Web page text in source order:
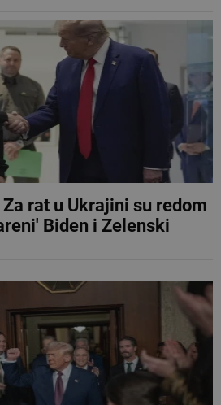
Za rat u Ukrajini su redom
Biden i Zelenski